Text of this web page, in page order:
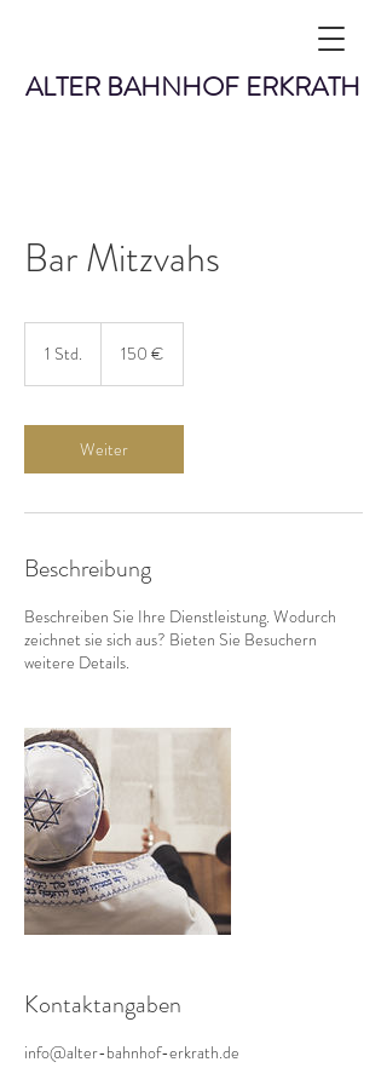
ALTER BAHNHOF ERKRATH
Bar Mitzvahs
1 Std.
d
150 €
Weiter
Beschreibung
Beschreiben Sie Ihre Dienstleistung. Wodurch
zeichnet sie sich aus? Bieten Sie Besuchern
weitere Details.
Kontaktangaben
info@alter-bahnhof-erkrath.de